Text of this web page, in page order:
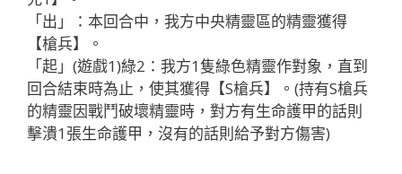
分
身
バ
ン
（班）
LV3
」
「出」：本回合中，我方中央精靈區的精靈獲得
【槍兵】。
「起」(遊戲1)綠2：我方1隻綠色精靈作對象，直到
回合結束時為止，使其獲得【S槍兵】。(持有S槍兵
的精靈因戰鬥破壞精靈時，對方有生命護甲的話則
擊潰1張生命護甲，沒有的話則給予對方傷害)